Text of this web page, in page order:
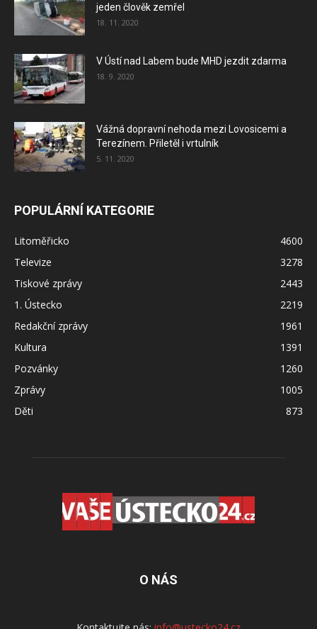
jeden člověk zemřel
18. 11. 2020
V Ústí nad Labem bude MHD jezdit zdarma
18. 9. 2020
Vážná dopravní nehoda mezi Lovosicemi a
Terezínem. Přiletěl i vrtulník
5. 11. 2020
POPULÁRNÍ KATEGORIE
Litoměřicko
4600
Televize
3278
Tiskové zprávy
2443
1. Ústecko
2219
Redakční zprávy
1961
Kultura
1391
Pozvánky
1260
Zprávy
1005
Děti
873
O NÁS